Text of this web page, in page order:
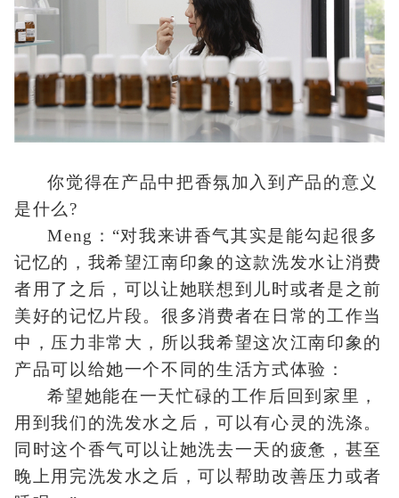
你觉得在产品中把香氛加入到产品的意义
是什么?
Meng：“对我来讲香气其实是能勾起很多
记忆的，我希望江南印象的这款洗发水让消费
者用了之后，可以让她联想到儿时或者是之前
美好的记忆片段。很多消费者在日常的工作当
中，压力非常大，所以我希望这次江南印象的
产品可以给她一个不同的生活方式体验：
希望她能在一天忙碌的工作后回到家里，
用到我们的洗发水之后，可以有心灵的洗涤。
同时这个香气可以让她洗去一天的疲惫，甚至
晚上用完洗发水之后，可以帮助改善压力或者